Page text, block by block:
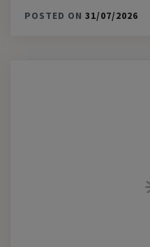
POSTED ON 31/07/2026